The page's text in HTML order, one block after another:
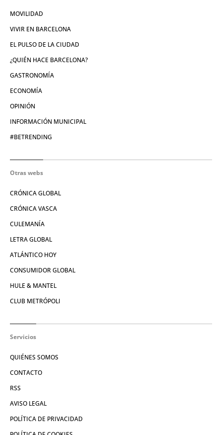
MOVILIDAD
VIVIR EN BARCELONA
EL PULSO DE LA CIUDAD
¿QUIÉN HACE BARCELONA?
GASTRONOMÍA
ECONOMÍA
OPINIÓN
INFORMACIÓN MUNICIPAL
#BETRENDING
Otras webs
CRÓNICA GLOBAL
CRÓNICA VASCA
CULEMANÍA
LETRA GLOBAL
ATLÁNTICO HOY
CONSUMIDOR GLOBAL
HULE & MANTEL
CLUB METRÓPOLI
Servicios
QUIÉNES SOMOS
CONTACTO
RSS
AVISO LEGAL
POLÍTICA DE PRIVACIDAD